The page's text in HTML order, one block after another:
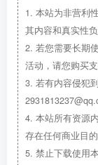
1. 本站为非营利
其内容和真实性
2. 若您需要长期
活动，请您购买
3. 若有内容侵犯
4. 本站所有资源
存在任何商业目
5. 禁止下载使用